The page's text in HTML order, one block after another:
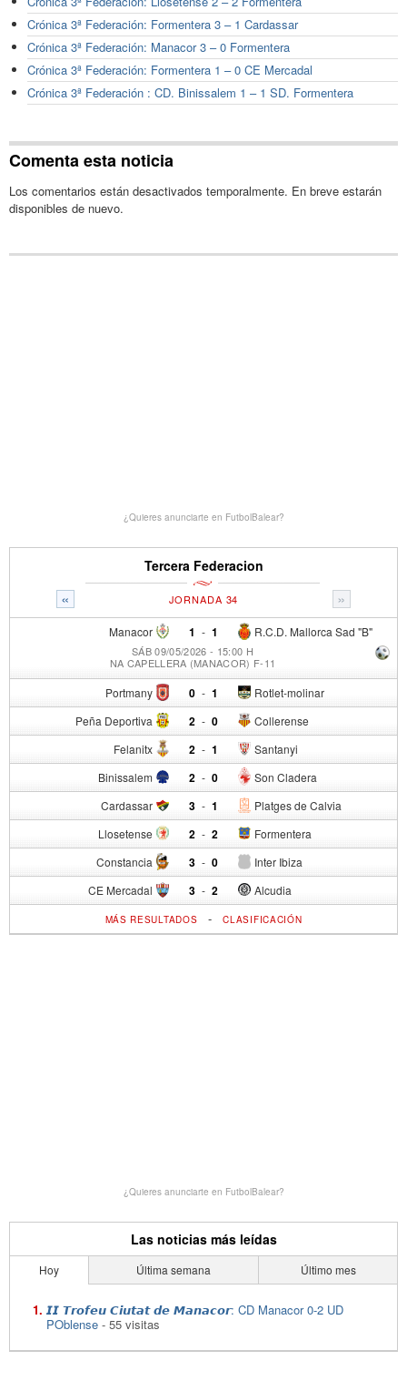
Crónica 3ª Federación: Formentera 3 – 1 Cardassar
Crónica 3ª Federación: Manacor 3 – 0 Formentera
Crónica 3ª Federación: Formentera 1 – 0 CE Mercadal
Crónica 3ª Federación : CD. Binissalem 1 – 1 SD. Formentera
Comenta esta noticia
Los comentarios están desactivados temporalmente. En breve estarán
disponibles de nuevo.
¿Quieres anunciarte en FutbolBalear?
Tercera Federacion
« »
JORNADA 34
Manacor 1 - R.C.D. Mallorca Sad "B"
1
SÁB 09/05/2026 - 15:00 H
NA CAPELLERA (MANACOR) F-11
Portmany 0 - Rotlet-molinar
1
Peña Deportiva 2 - Collerense
0
Felanitx 2 - Santanyi
1
Binissalem 2 - Son Cladera
0
Cardassar 3 - Platges de Calvia
1
Llosetense 2 - Formentera
2
Constancia 3 - Inter Ibiza
0
CE Mercadal 3 - Alcudia
2
MÁS RESULTADOS -CLASIFICACIÓN
¿Quieres anunciarte en FutbolBalear?
Las noticias más leídas
Hoy Última semana Último mes
𝙄𝙄 𝙏𝙧𝙤𝙛𝙚𝙪 𝘾𝙞𝙪𝙩𝙖𝙩 𝙙𝙚 𝙈𝙖𝙣𝙖𝙘𝙤𝙧: CD Manacor 0-2 UD
POblense - 55 visitas